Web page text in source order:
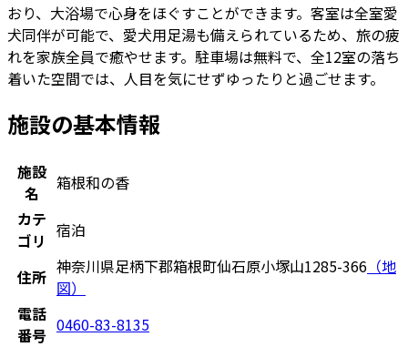
おり、大浴場で心身をほぐすことができます。客室は全室愛
犬同伴が可能で、愛犬用足湯も備えられているため、旅の疲
れを家族全員で癒やせます。駐車場は無料で、全12室の落ち
着いた空間では、人目を気にせずゆったりと過ごせます。
施設の基本情報
施設
名
箱根和の香
カテ
ゴリ 宿泊
住所 神奈川県足柄下郡箱根町仙石原小塚山1285-366 （地
図）
電話
番号 0460-83-8135